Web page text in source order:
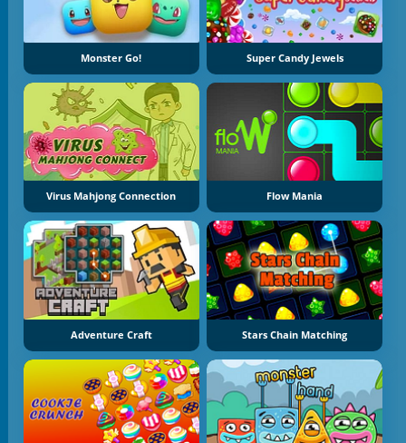
Monster Go! Super Candy Jewels
Virus Mahjong Connection Flow Mania
Adventure Craft Stars Chain Matching